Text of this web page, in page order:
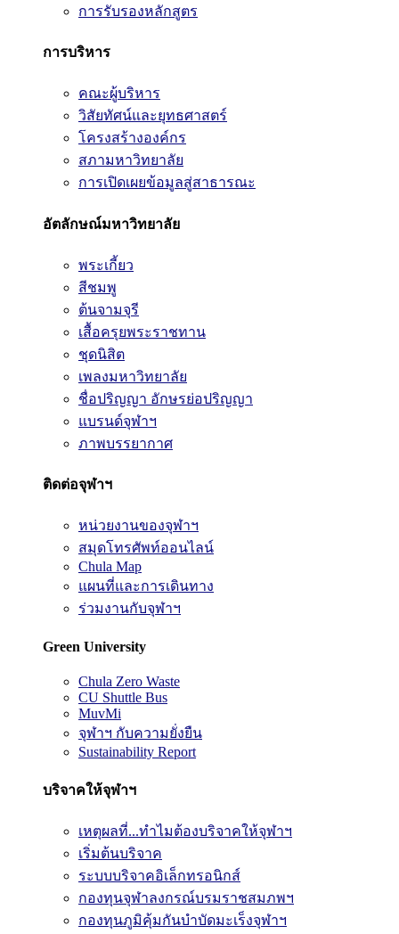
การรับรองหลักสูตร
การบริหาร
คณะผู้บริหาร
วิสัยทัศน์และยุทธศาสตร์
โครงสร้างองค์กร
สภามหาวิทยาลัย
การเปิดเผยข้อมูลสู่สาธารณะ
อัตลักษณ์มหาวิทยาลัย
พระเกี้ยว
สีชมพู
ต้นจามจุรี
เสื้อครุยพระราชทาน
ชุดนิสิต
เพลงมหาวิทยาลัย
ชื่อปริญญา อักษรย่อปริญญา
แบรนด์จุฬาฯ
ภาพบรรยากาศ
ติดต่อจุฬาฯ
หน่วยงานของจุฬาฯ
สมุดโทรศัพท์ออนไลน์
Chula Map
แผนที่และการเดินทาง
ร่วมงานกับจุฬาฯ
Green University
Chula Zero Waste
CU Shuttle Bus
MuvMi
จุฬาฯ กับความยั่งยืน
Sustainability Report
บริจาคให้จุฬาฯ
เหตุผลที่...ทำไมต้องบริจาคให้จุฬาฯ
เริ่มต้นบริจาค
ระบบบริจาคอิเล็กทรอนิกส์
กองทุนจุฬาลงกรณ์บรมราชสมภพฯ
กองทุนภูมิคุ้มกันบำบัดมะเร็งจุฬาฯ